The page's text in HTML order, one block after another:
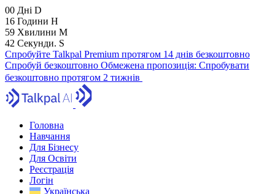
00 Дні D
16 Години H
59 Хвилини M
41 Секунди. S
Спробуйте Talkpal Premium протягом 14 днів безкоштовно
Спробуй безкоштовно Обмежена пропозиція: Спробувати
безкоштовно протягом 2 тижнів
Головна
Навчання
Для Бізнесу
Для Освіти
Реєстрація
Логін
Українська